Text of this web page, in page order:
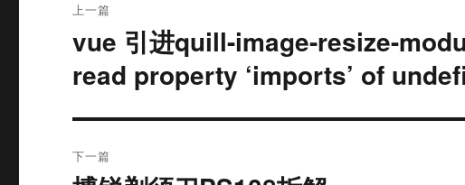
章
导
上一篇
上
文
章：
vue 引进quill-image-resize-
read property ‘imports’ of
下一篇